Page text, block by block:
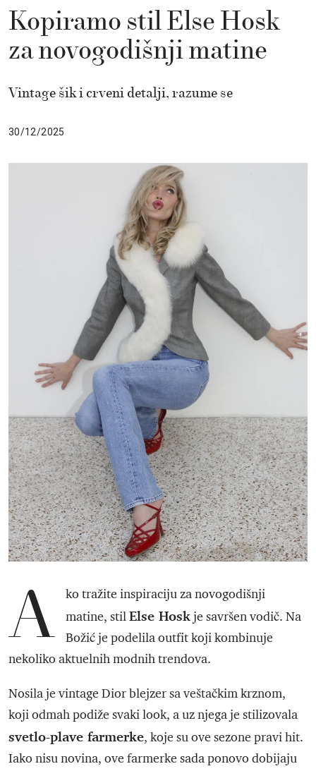
Kopiramo stil Else Hosk
za novogodišnji matine
Vintage šik i crveni detalji, razume se
30/12/2025
A
ko tražite inspiraciju za novogodišnji
matine, stilElse Hoskje savršen vodič. Na
Božić je podelila outfit koji kombinuje
nekoliko aktuelnih modnih trendova.
Nosila je vintage Dior blejzer sa veštačkim krznom,
koji odmah podiže svaki look, a uz njega je stilizovala
svetlo-plave farmerke, koje su ove sezone pravi hit.
Iako nisu novina, ove farmerke sada ponovo dobijaju